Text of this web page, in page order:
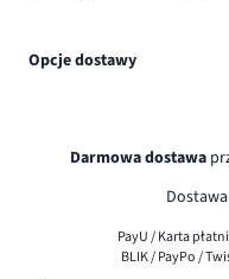
Opcje dostawy
Darmowa dostawa
PayU / Karta
BLIK / PayPo /